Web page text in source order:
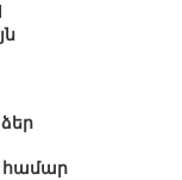
համար